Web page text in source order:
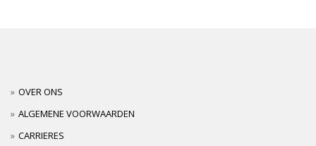
OVER ONS
ALGEMENE VOORWAARDEN
CARRIERES